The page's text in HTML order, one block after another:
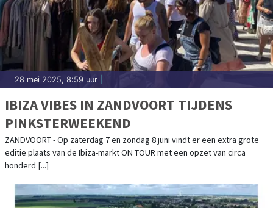
28 mei 2025, 8:59 uur
IBIZA VIBES IN ZANDVOORT TIJDENS
PINKSTERWEEKEND
ZANDVOORT - Op zaterdag 7 en zondag 8 juni vindt er een extra grote
editie plaats van de Ibiza-markt ON TOUR met een opzet van circa
honderd [...]